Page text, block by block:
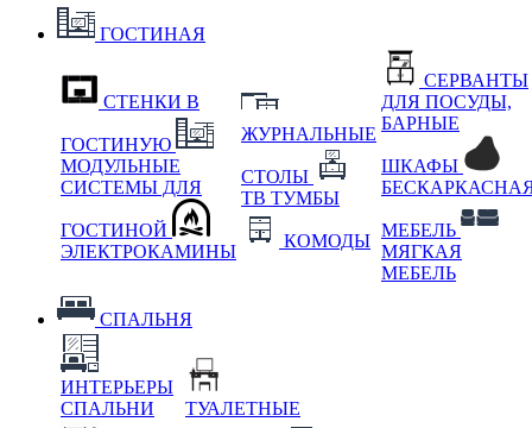
ГОСТИНАЯ
СТЕНКИ В
ГОСТИНУЮ
МОДУЛЬНЫЕ
СИСТЕМЫ ДЛЯ
ГОСТИНОЙ
ЭЛЕКТРОКАМИНЫ
ЖУРНАЛЬНЫЕ
СТОЛЫ
ТВ ТУМБЫ
КОМОДЫ
СЕРВАНТЫ
ДЛЯ ПОСУДЫ,
БАРНЫЕ
ШКАФЫ
МЕБЕЛЬ
МЯГКАЯ
МЕБЕЛЬ
СПАЛЬНЯ
ИНТЕРЬЕРЫ
СПАЛЬНИ
ТУАЛЕТНЫЕ